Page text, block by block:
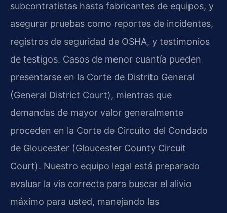
subcontratistas hasta fabricantes de equipos, y
asegurar pruebas como reportes de incidentes,
registros de seguridad de OSHA, y testimonios
de testigos. Casos de menor cuantía pueden
presentarse en la Corte de Distrito General
(General District Court), mientras que
demandas de mayor valor generalmente
proceden en la Corte de Circuito del Condado
de Gloucester (Gloucester County Circuit
Court). Nuestro equipo legal está preparado
evaluar la vía correcta para buscar el alivio
máximo para usted, manejando las